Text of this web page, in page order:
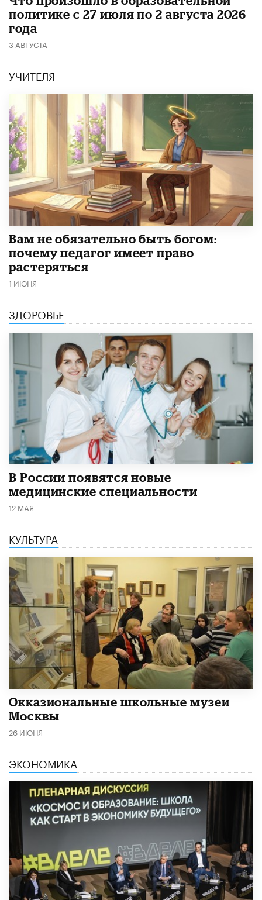
политике с 27 июля по 2 августа 2026
года
3 АВГУСТА
УЧИТЕЛЯ
​Вам не обязательно быть богом:
почему педагог имеет право
растеряться
1 ИЮНЯ
ЗДОРОВЬЕ
В России появятся новые
медицинские специальности
12 МАЯ
КУЛЬТУРА
​Окказиональные школьные музеи
Москвы
26 ИЮНЯ
ЭКОНОМИКА